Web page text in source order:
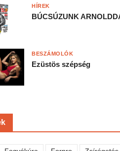
BÚCSÚZUNK
HÍREK
Ezüstös szépség
BESZÁMOLÓK